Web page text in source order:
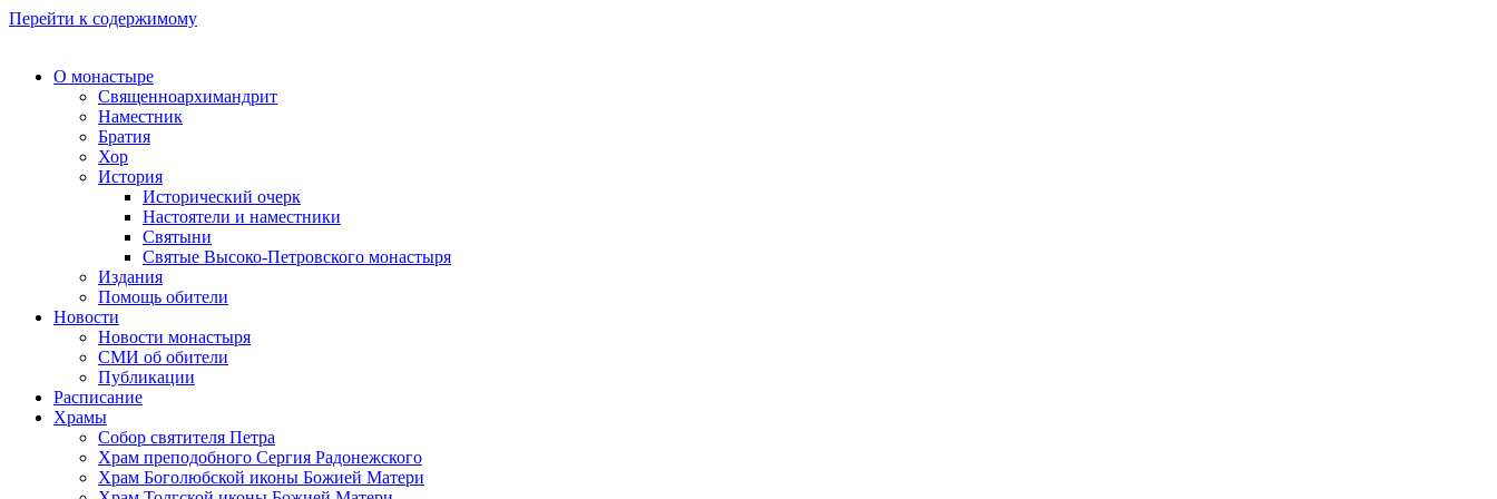
Перейти к содержимому
О монастыре
Священноархимандрит
Наместник
Братия
Хор
История
Исторический очерк
Настоятели и наместники
Святыни
Святые Высоко-Петровского монастыря
Издания
Помощь обители
Новости
Новости монастыря
СМИ об обители
Публикации
Расписание
Храмы
Собор святителя Петра
Храм преподобного Сергия Радонежского
Храм Боголюбской иконы Божией Матери